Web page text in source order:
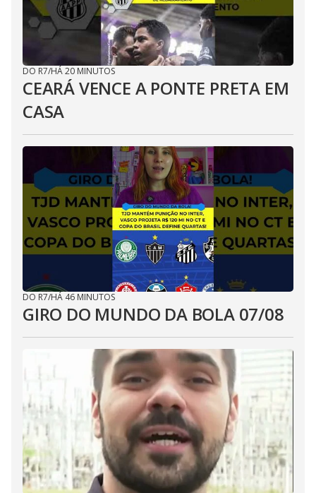
DO R7/HÁ 20 MINUTOS
CEARÁ VENCE A PONTE PRETA EM
CASA
DO R7/HÁ 46 MINUTOS
GIRO DO MUNDO DA BOLA 07/08